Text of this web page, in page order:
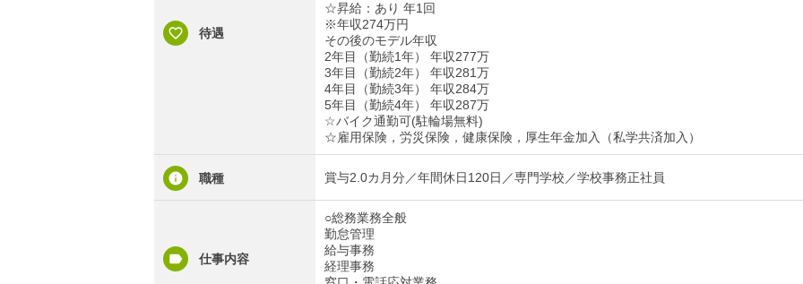
待遇
☆昇給：あり 年1回
※年収274万円
その後のモデル年収
2年目（勤続1年） 年収277万
3年目（勤続2年） 年収281万
4年目（勤続3年） 年収284万
5年目（勤続4年） 年収287万
☆バイク通勤可(駐輪場無料)
☆雇用保険，労災保険，健康保険，厚生年金加入（私学共済加入）
職種 賞与2.0カ月分／年間休日120日／専門学校／学校事務正社員
仕事内容
○総務業務全般
勤怠管理
給与事務
経理事務